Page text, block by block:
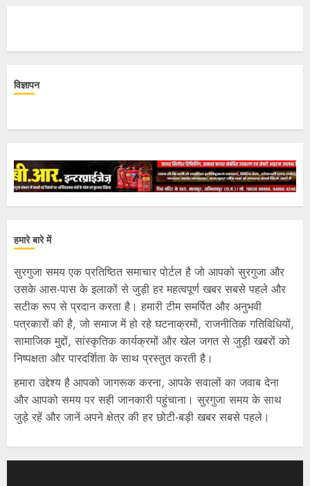
विज्ञापन
हमारे बारे में
सुरगुजा समय एक प्रतिष्ठित समाचार पोर्टल है जो आपको सुरगुजा और
उसके आस-पास के इलाकों से जुड़ी हर महत्वपूर्ण खबर सबसे पहले और
सटीक रूप से प्रदान करता है। हमारी टीम समर्पित और अनुभवी
पत्रकारों की है, जो समाज में हो रहे घटनाक्रमों, राजनीतिक गतिविधियों,
सामाजिक मुद्दों, सांस्कृतिक कार्यक्रमों और खेल जगत से जुड़ी खबरों को
निष्पक्षता और पारदर्शिता के साथ प्रस्तुत करती है।
हमारा उद्देश्य है आपको जागरूक करना, आपके सवालों का जवाब देना
और आपको समय पर सही जानकारी पहुंचाना। सुरगुजा समय के साथ
जुड़े रहें और जानें अपने क्षेत्र की हर छोटी-बड़ी खबर सबसे पहले।